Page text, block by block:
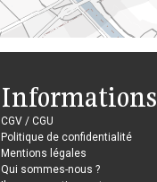
Informations
CGV / CGU
Politique de confidentialité
Mentions légales
Qui sommes-nous ?